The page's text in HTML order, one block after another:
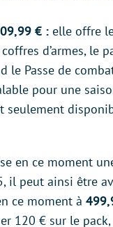
€ : elle offre
d’armes, le
le Passe de
pour une
seulement
en ce moment
il peut ainsi être
ce moment à
120 € sur le